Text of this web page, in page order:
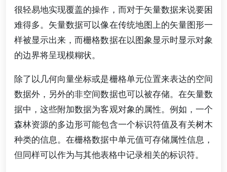
很轻易地实现覆盖的操作，而对于矢量数据来说要困
难得多。矢量数据可以像在传统地图上的矢量图形一
样被显示出来，而栅格数据在以图象显示时显示对象
的边界将呈现模糊状。
除了以几何向量坐标或是栅格单元位置来表达的空间
数据外，另外的非空间数据也可以被存储。在矢量数
据中，这些附加数据为客观对象的属性。例如，一个
森林资源的多边形可能包含一个标识符值及有关树木
种类的信息。在栅格数据中单元值可存储属性信息，
但同样可以作为与其他表格中记录相关的标识符。